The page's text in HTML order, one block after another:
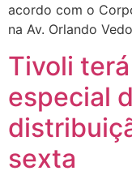
acordo com o
na Av. Orlando
Tivoli
especial
sexta